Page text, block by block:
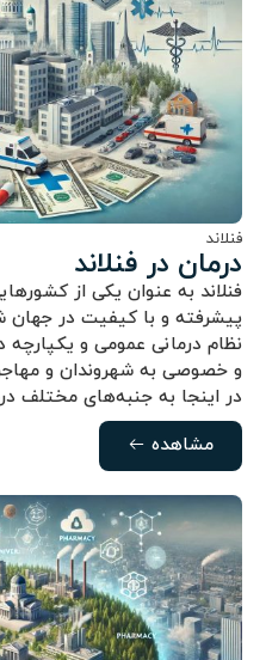
فنلاند
درمان در فنلاند
فنلاند به عنوان یکی از
پیشرفته و با کیفیت در
نظام درمانی عمومی و
و خصوصی به شهروندان و
در اینجا به جنبه‌های مختلف
مشاهده